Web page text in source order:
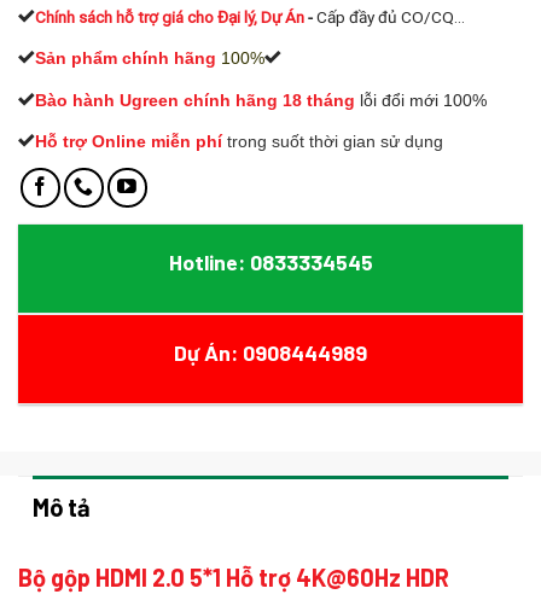
Chính sách hỗ trợ giá cho Đại lý, Dự Án-Cấp đầy đủ CO/CQ...
Sản phẩm chính hãng 100%
Bào hành Ugreen chính hãng 18 tháng lỗi đổi mới 100%
Hỗ trợ Online miễn phí trong suốt thời gian sử dụng
Hotline: 0833334545
Dự Án: 0908444989
Mô tả
Bộ gộp HDMI 2.0 5*1 Hỗ trợ 4K@60Hz HDR